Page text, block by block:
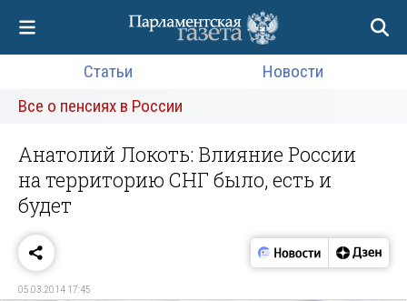
Статьи
Новости
Все о пенсиях в России
Анатолий Локоть: Влияние России
на территорию СНГ было, есть и
будет
05.03.2014 17:45